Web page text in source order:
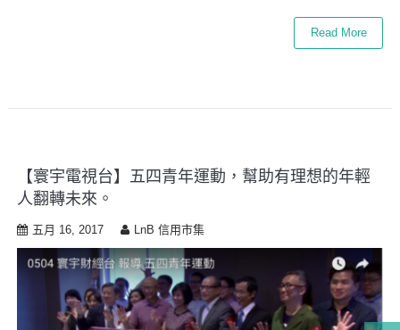
Read More
【寰宇電視台】五四青年運動，幫助有理想的年輕
人翻轉未來。
五月 16, 2017 LnB 信用市集